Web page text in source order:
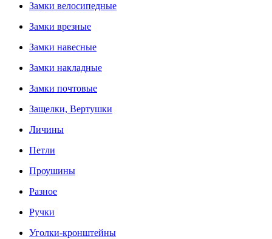
Замки велосипедные
Замки врезные
Замки навесные
Замки накладные
Замки почтовые
Защелки, Вертушки
Личины
Петли
Проушины
Разное
Ручки
Уголки-кронштейны